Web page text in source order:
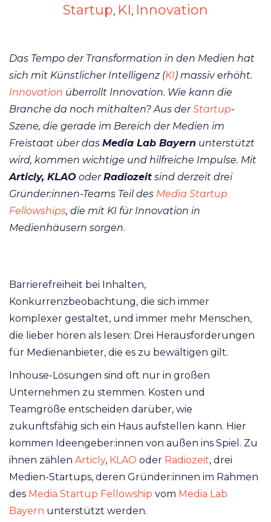
Startup, KI, Innovation
Das Tempo der Transformation in den Medien hat
sich mit Künstlicher Intelligenz (KI) massiv erhöht.
Innovation überrollt Innovation. Wie kann die
Branche da noch mithalten? Aus derStartup-
Szene, die gerade im Bereich der Medien im
Freistaat über das Media Lab Bayern unterstützt
wird, kommen wichtige und hilfreiche Impulse. Mit
Articly, KLAO oderRadiozeit sind derzeit drei
Gründer:innen-Teams Teil des Media Startup
Fellowships, die mit KI für Innovation in
Medienhäusern sorgen.
Barrierefreiheit bei Inhalten,
Konkurrenzbeobachtung, die sich immer
komplexer gestaltet, und immer mehr Menschen,
die lieber hören als lesen: Drei Herausforderungen
für Medienanbieter, die es zu bewältigen gilt.
Inhouse-Lösungen sind oft nur in großen
Unternehmen zu stemmen. Kosten und
Teamgröße entscheiden darüber, wie
zukunftsfähig sich ein Haus aufstellen kann. Hier
kommen Ideengeber:innen von außen ins Spiel. Zu
ihnen zählen Articly, KLAO oder Radiozeit, drei
Medien-Startups, deren Gründer:innen im Rahmen
des Media Startup Fellowship vom Media Lab
Bayern unterstützt werden.